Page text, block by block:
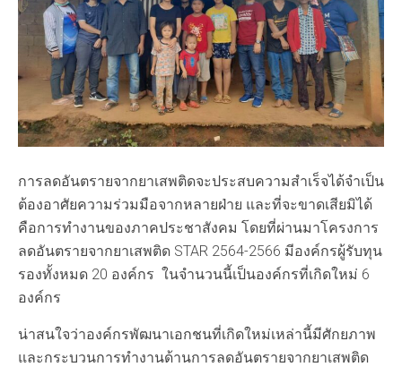
การลดอันตรายจากยาเสพติดจะประสบความสำเร็จได้จำเป็น
ต้องอาศัยความร่วมมือจากหลายฝ่าย และที่จะขาดเสียมิได้
คือการทำงานของภาคประชาสังคม โดยที่ผ่านมาโครงการ
ลดอันตรายจากยาเสพติด STAR 2564-2566 มีองค์กรผู้รับทุน
รองทั้งหมด 20 องค์กร ในจำนวนนี้เป็นองค์กรที่เกิดใหม่ 6
องค์กร
น่าสนใจว่าองค์กรพัฒนาเอกชนที่เกิดใหม่เหล่านี้มีศักยภาพ
และกระบวนการทำงานด้านการลดอันตรายจากยาเสพติด